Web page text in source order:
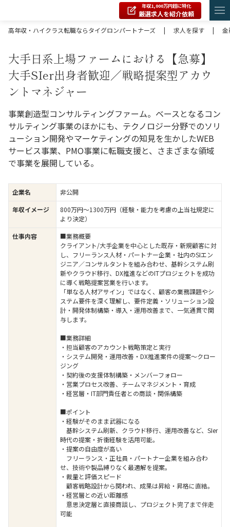
年収1,000万円超に特化
厳選求人を紹介依頼
高年収・ハイクラス転職ならタイグロンパートナーズ
| 求人を探す | 金
大手日系上場ファームにおける【急募】
大手SIer出身者歓迎／戦略提案型アカウ
ントマネジャー
事業創造型コンサルティングファーム。ベースとなるコン
サルティング事業のほかにも、テクノロジー分野でのソリ
ューション開発やマーケティングの知⾒を⽣かしたWEB
サービス事業、PMO事業に転職⽀援と、さまざまな領域
で事業を展開している。
企業名
非公開
年収イメージ
800万円〜1300万円（経験・能力を考慮の上当社規定に
より決定）
仕事内容
■業務概要
クライアント/大手企業を中心とした既存・新規顧客に対
し、フリーランス人材・パートナー企業・社内のSIエン
ジニア／コンサルタントを組み合わせ、基幹システム刷
新やクラウド移行、DX推進などのITプロジェクトを成功
に導く戦略提案営業を行います。
「単なる人材アサイン」ではなく、顧客の業務課題やシ
ステム要件を深く理解し、要件定義・ソリューション設
計・開発体制構築・導入・運用改善まで、一気通貫で関
与します。
■業務詳細
・担当顧客のアカウント戦略策定と実行
・システム開発・運用改善・DX推進案件の提案〜クロー
ジング
・契約後の支援体制構築・メンバーフォロー
・営業プロセス改善、チームマネジメント・育成
・経営層・IT部門責任者との商談・関係構築
■ポイント
・経験がそのまま武器になる
基幹システム刷新、クラウド移行、運用改善など、SIer
時代の提案・折衝経験を活用可能。
・提案の自由度が高い
フリーランス・正社員・パートナー企業を組み合わ
せ、技術や製品縛りなく最適解を提案。
・裁量と評価スピード
顧客戦略設計から関われ、成果は昇給・昇格に直結。
・経営層との近い距離感
意思決定層と直接商談し、プロジェクト完了まで伴走
可能